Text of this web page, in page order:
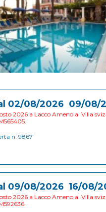
02/08/2026 09/08/
2026 a Lacco Ameno al Villa
n. 9867
09/08/2026 16/08/
2026 a Lacco Ameno al Villa